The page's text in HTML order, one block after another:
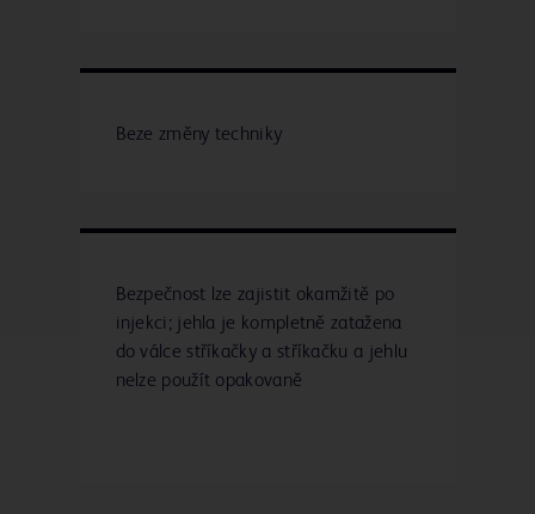
Beze změny techniky
Bezpečnost lze zajistit okamžitě po
injekci; jehla je kompletně zatažena
do válce stříkačky a stříkačku a jehlu
nelze použít opakovaně